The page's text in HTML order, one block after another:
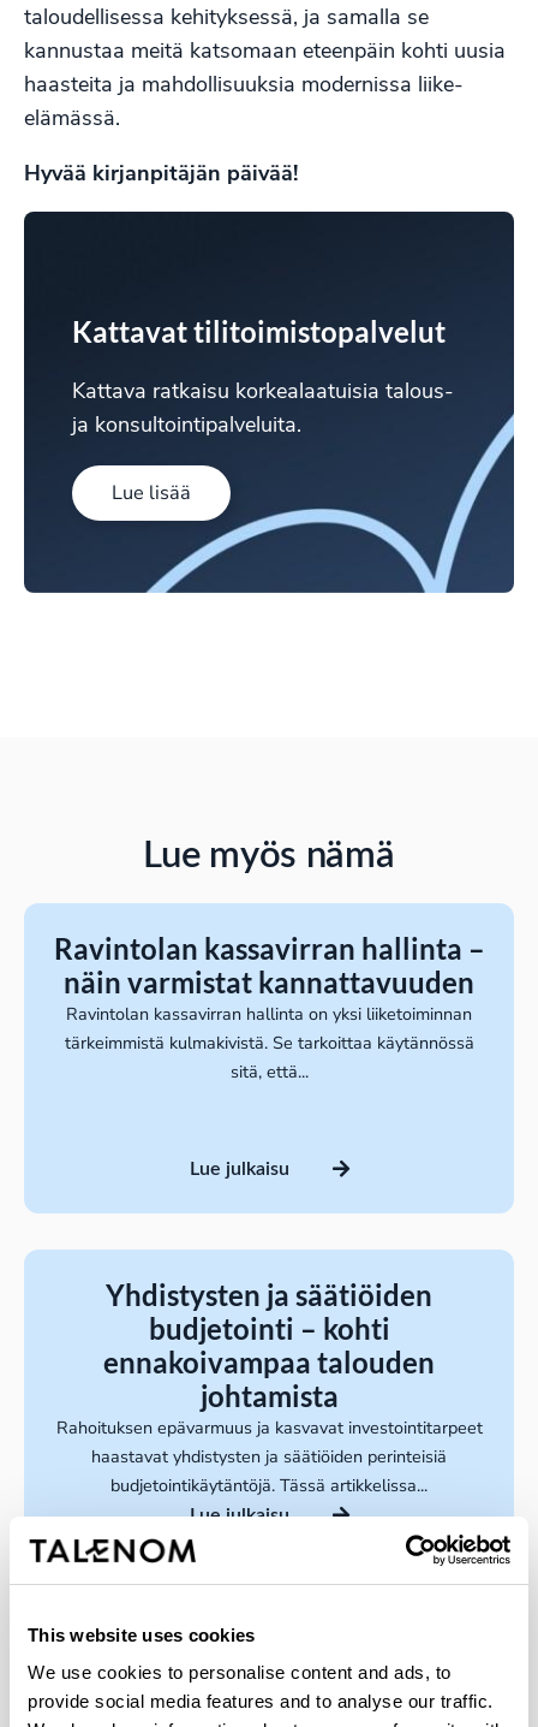
This website uses cookies
We use cookies to personalise content and ads, to
provide social media features and to analyse our traffic.
taloudellisessa kehityksessä, ja samalla se
kannustaa meitä katsomaan eteenpäin kohti uusia
haasteita ja mahdollisuuksia modernissa liike-
elämässä.
Hyvää kirjanpitäjän päivää!
Kattavat tilitoimistopalvelut
Kattava ratkaisu korkealaatuisia talous-
ja konsultointipalveluita.
Lue lisää
Lue myös nämä
Ravintolan kassavirran hallinta –
näin varmistat kannattavuuden
Ravintolan kassavirran hallinta on yksi liiketoiminnan
tärkeimmistä kulmakivistä. Se tarkoittaa käytännössä
sitä, että...
Lue julkaisu
Yhdistysten ja säätiöiden
budjetointi – kohti
ennakoivampaa talouden
johtamista
Rahoituksen epävarmuus ja kasvavat investointitarpeet
haastavat yhdistysten ja säätiöiden perinteisiä
budjetointikäytäntöjä. Tässä artikkelissa...
Lue julkaisu
Talenom pk-yritysbarometri
7/26
Talenomin barometri tarjoaa tietoa kotimaisen pk-